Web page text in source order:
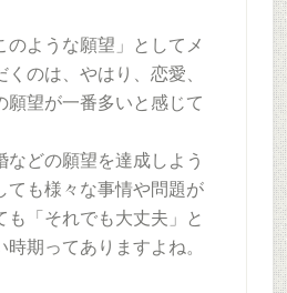
のような願望」としてメ
のは、やはり、恋愛、
願望が一番多いと感じて
などの願望を達成しよう
ても様々な事情や問題が
も「それでも大丈夫」と
期ってありますよね。